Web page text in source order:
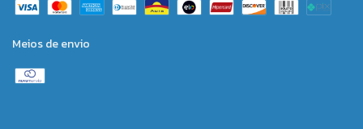
Meios de envio